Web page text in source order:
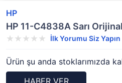
HP
HP 11-C4838A Sarı
İlk Yorumu Siz Yapın
Ürün şu anda stoklarımızda
HABER VER